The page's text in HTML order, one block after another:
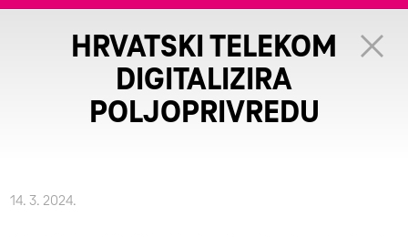
HRVATSKI TELEKOM
DIGITALIZIRA
POLJOPRIVREDU
14. 3. 2024.